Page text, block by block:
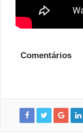
Comentários